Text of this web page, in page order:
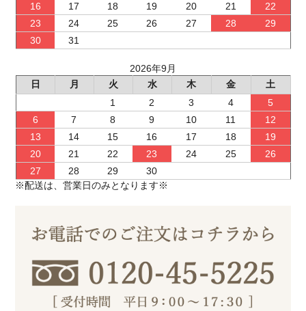
16
17 18 19 20 21
22
23
24 25 26 27 28
29
30
31
2026年9月
日
月 火 水 木 金
土
1
2 3 4
5
6
7 8 9 10 11
12
13
14 15 16 17 18
19
20
21 22 23 24 25
26
27
28 29
30
※配送は、営業日のみとなります※